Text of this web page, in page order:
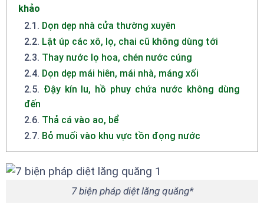
khảo
2.1 . Dọn dẹp nhà cửa thường xuyên
2.2. Lật úp các xô, lọ, chai cũ không dùng tới
2.3. Thay nước lọ hoa, chén nước cúng
2.4. Dọn dẹp mái hiên, mái nhà, máng xối
2.5. Đậy kín lu, hồ phuy chứa nước không dùng
đến
2.6. Thả cá vào ao, bể
2.7. Bỏ muối vào khu vực tồn đọng nước
7 biện pháp diệt lăng quăng*